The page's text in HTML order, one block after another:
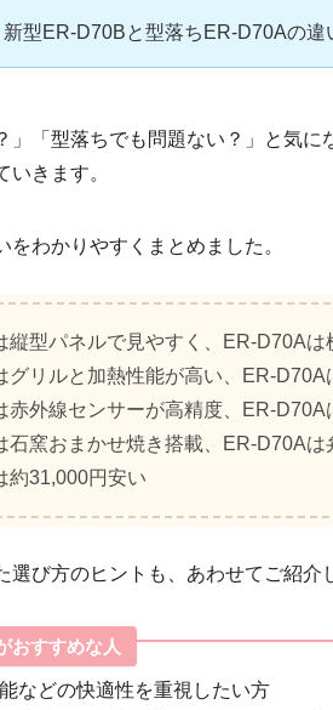
新型ER-D70Bと型落ちER-D70Aの違
」「型落ちでも問題ない？」と気
いきます。
をわかりやすくまとめました。
縦型パネルで見やすく、ER-D70Aは
グリルと加熱性能が高い、ER-D70A
赤外線センサーが高精度、ER-D70A
石窯おまかせ焼き搭載、ER-D70Aは
約31,000円安い
選び方のヒントも、あわせてご紹介
おすすめな人
などの快適性を重視したい方